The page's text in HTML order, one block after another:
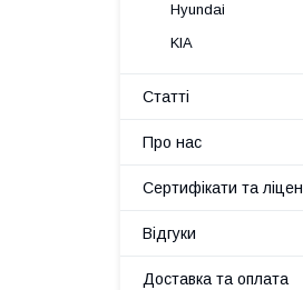
Hyundai
KIA
Статті
Про нас
Сертифікати та
Відгуки
Доставка та оплата